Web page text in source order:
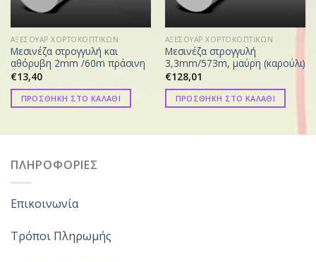
ΑΞΕΣΟΥΑΡ ΧΟΡΤΟΚΟΠΤΙΚΩΝ
Μεσινέζα στρογγυλή και
αθόρυβη 2mm /60m πράσινη
€13,40
ΠΡΟΣΘΗΚΗ ΣΤΟ ΚΑΛΑΘΙ
ΑΞΕΣΟΥΑΡ ΧΟΡΤΟΚΟΠΤΙΚΩΝ
Μεσινέζα στρογγυλή
3,3mm/573m, μαύρη (καρούλι)
€128,01
ΠΡΟΣΘΗΚΗ ΣΤΟ ΚΑΛΑΘΙ
ΠΛΗΡΟΦΟΡΙΕΣ
Επικοινωνία
Τρόποι Πληρωμής